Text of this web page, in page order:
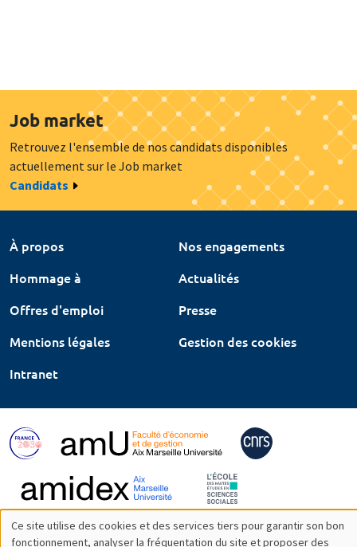
Job market
Retrouvez l'ensemble de nos candidats disponibles
actuellement sur le Job market
Candidats
À propos
Nos engagements
Hommage à
Actualités
Offres d'emploi
Presse
Mentions légales
Gestion des cookies
Intranet
Ce site utilise des cookies et des services tiers pour garantir son bon
fonctionnement, analyser la fréquentation du site et proposer des